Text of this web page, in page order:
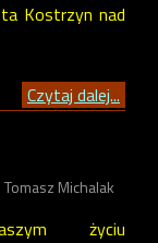
Kostrzyn nad
Czytaj dalej...
Michalak
życiu